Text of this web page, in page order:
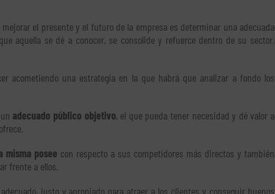
el presente y el futuro de la empresa es determinar una adecuada
aquella se dé a conocer, se consolide y refuerce dentro de su sector,
acometiendo una estrategia en la que habrá que analizar a fondo los
unadecuado público objetivo, el que pueda tener necesidad y dé valor a
misma posee con respecto a sus competidores más directos y también
frente a ellos.
justo y apropiado para atraer a los clientes y conseguir buenos